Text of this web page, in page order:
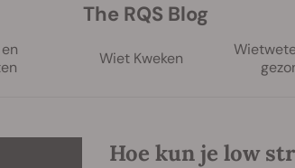
The RQS Blog
Wiet Kweken
Hoe kun je low